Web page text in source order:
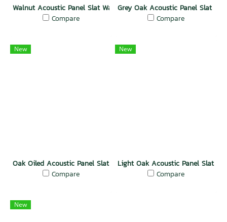
Walnut Acoustic Panel Slat Wall
Compare
Grey Oak Acoustic Panel Slat
Compare
New
Oak Oiled Acoustic Panel Slat Wall
Compare
New
Light Oak Acoustic Panel Slat
Compare
New